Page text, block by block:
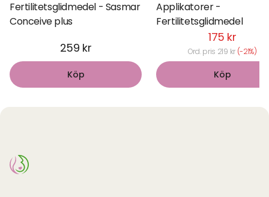
Fertilitetsglidmedel - Sasmar
Conceive plus
259 kr
Köp
Applikatorer -
Fertilitetsglidmedel
175 kr
Ord. pris 219 kr (-21%)
Köp